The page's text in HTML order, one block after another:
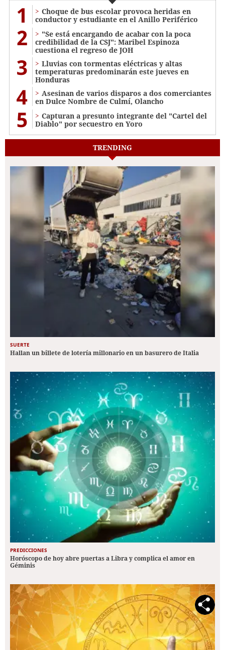
1
Choque de bus escolar provoca heridas en
conductor y estudiante en el Anillo Periférico
2
"Se está encargando de acabar con la poca
credibilidad de la CSJ": Maribel Espinoza
cuestiona el regreso de JOH
3
Lluvias con tormentas eléctricas y altas
temperaturas predominarán este jueves en
Honduras
4
Asesinan de varios disparos a dos comerciantes
en Dulce Nombre de Culmí, Olancho
5
Capturan a presunto integrante del "Cartel del
Diablo" por secuestro en Yoro
TRENDING
SUERTE
Hallan un billete de lotería millonario en un basurero de Italia
PREDICCIONES
Horóscopo de hoy abre puertas a Libra y complica el amor en
Géminis